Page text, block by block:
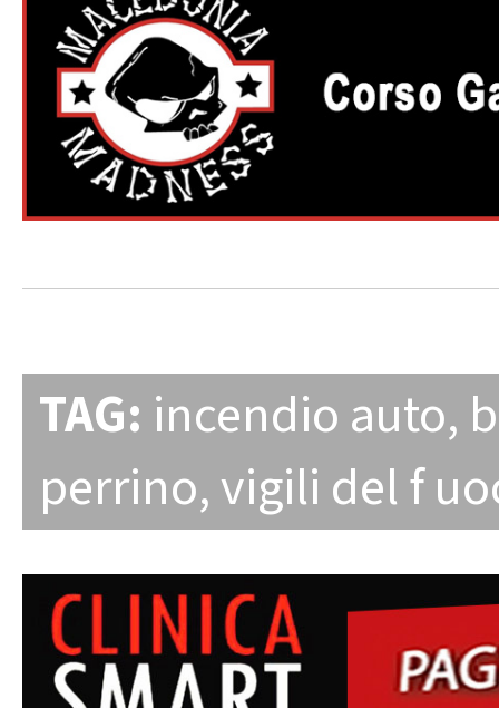
TAG: incendio auto,
perrino,vigili del f